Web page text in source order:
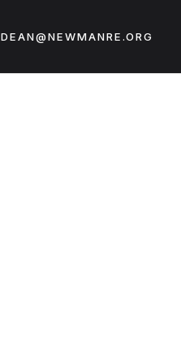
DEAN@NEWMANRE.ORG